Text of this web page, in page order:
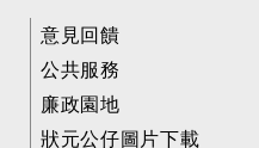
意見回饋
公共服務
廉政園地
狀元公仔圖片下載